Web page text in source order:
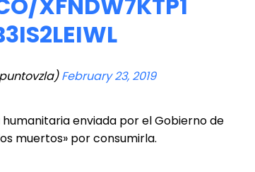
February 23, 2019
enviada por el Gobierno de
muertos» por consumirla.